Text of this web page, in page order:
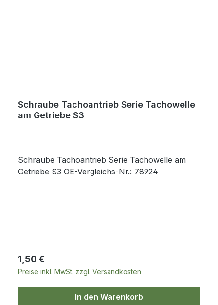
Schraube Tachoantrieb Serie Tachowelle
am Getriebe S3
Schraube Tachoantrieb Serie Tachowelle am
Getriebe S3 OE-Vergleichs-Nr.: 78924
Regulärer Preis:
1,50 €
Preise inkl. MwSt. zzgl. Versandkosten
In den Warenkorb